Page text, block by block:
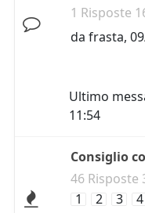
1 Risposte
da frasta,
Ultimo
11:54
Consiglio
46 Risposte
1
2 3
4